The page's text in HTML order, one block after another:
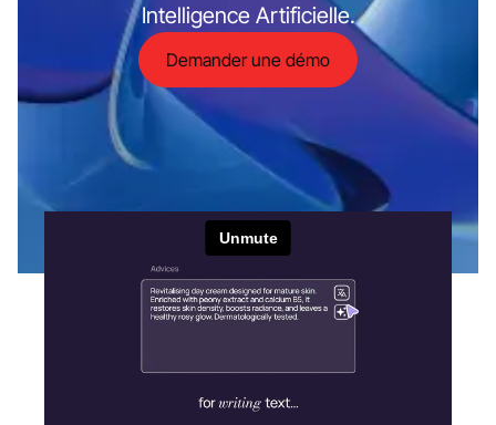
Intelligence Artificielle.
Demander une démo